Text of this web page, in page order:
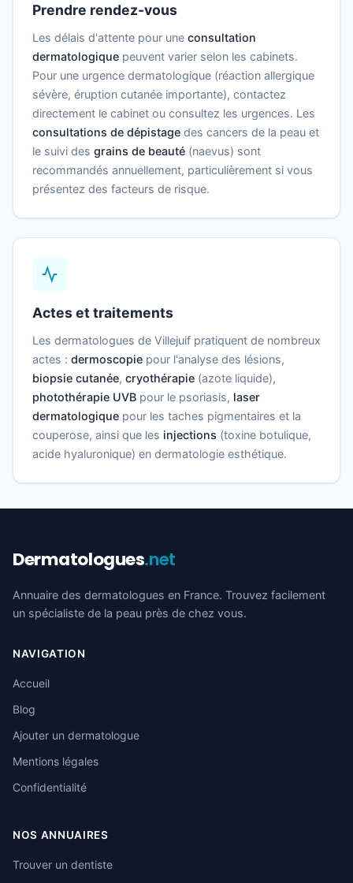
Prendre rendez-vous
Les délais d'attente pour une consultation
dermatologique peuvent varier selon les cabinets.
Pour une urgence dermatologique (réaction allergique
sévère, éruption cutanée importante), contactez
directement le cabinet ou consultez les urgences. Les
consultations de dépistage des cancers de la peau et
le suivi des grains de beauté (naevus) sont
recommandés annuellement, particulièrement si vous
présentez des facteurs de risque.
Actes et traitements
Les dermatologues de Villejuif pratiquent de nombreux
actes : dermoscopie pour l'analyse des lésions,
biopsie cutanée, cryothérapie (azote liquide),
photothérapie UVB pour le psoriasis, laser
dermatologique pour les taches pigmentaires et la
couperose, ainsi que les injections (toxine botulique,
acide hyaluronique) en dermatologie esthétique.
Dermatologues.net
Annuaire des dermatologues en France. Trouvez facilement
un spécialiste de la peau près de chez vous.
NAVIGATION
Accueil
Blog
Ajouter un dermatologue
Mentions légales
Confidentialité
NOS ANNUAIRES
Trouver un dentiste